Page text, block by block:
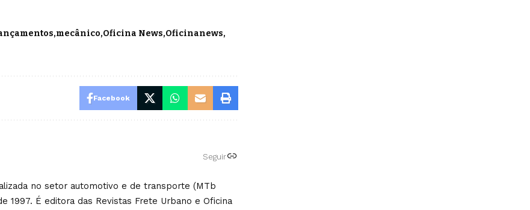
mecânico Oficina News Oficinanews
Facebook
Seguir
no setor automotivo e de transporte (MTb
1997. É editora das Revistas Frete Urbano e Oficina